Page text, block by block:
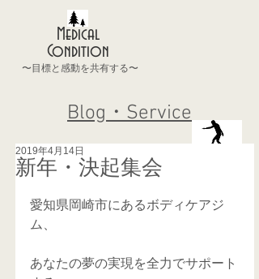
Medical
Condition
〜目標と感動を共有する〜
Blog・Service
新年・決起集会
2019年4月14日
愛知県岡崎市にあるボディケアジ
ム、
あなたの夢の実現を全力でサポート